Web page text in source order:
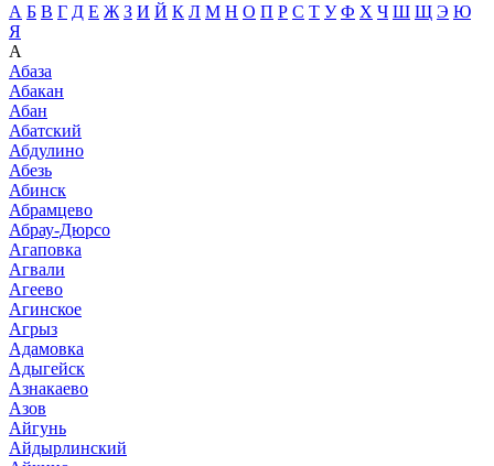
А Б В Г Д Е Ж З И Й К Л М Н О П Р С Т У Ф Х Ч Ш Щ Э Ю
Я
А
Абаза
Абакан
Абан
Абатский
Абдулино
Абезь
Абинск
Абрамцево
Абрау-Дюрсо
Агаповка
Агвали
Агеево
Агинское
Агрыз
Адамовка
Адыгейск
Азнакаево
Азов
Айгунь
Айдырлинский